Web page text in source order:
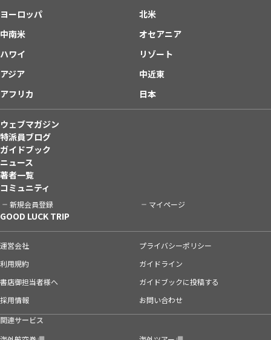
ヨーロッパ
北米
中南米
オセアニア
ハワイ
リゾート
アジア
中近東
アフリカ
日本
ウェブマガジン
特派員ブログ
ガイドブック
ニュース
著者一覧
コミュニティ
新規会員登録 マイページ
GOOD LUCK TRIP
運営会社
プライバシーポリシー
利用規約
ガイドライン
書店御担当者様へ
ガイドブックに投稿する
採用情報
お問い合わせ
関連サービス